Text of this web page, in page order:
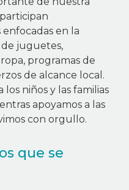
en la
juguetes,
programas de
de alcance local.
los niños y las familias
apoyamos a las
con orgullo.
que se